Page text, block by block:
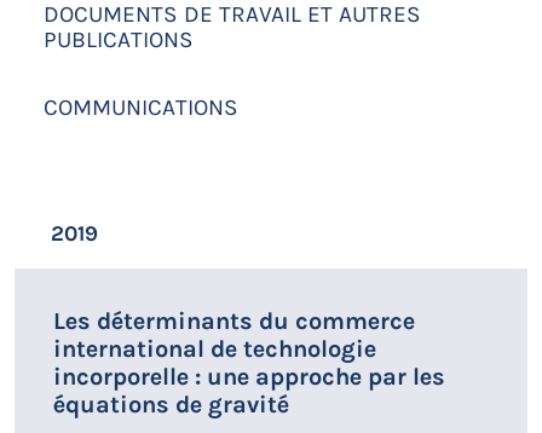
DOCUMENTS DE TRAVAIL ET AUTRES
PUBLICATIONS
COMMUNICATIONS
2019
Les déterminants du commerce
international de technologie
incorporelle : une approche par les
équations de gravité